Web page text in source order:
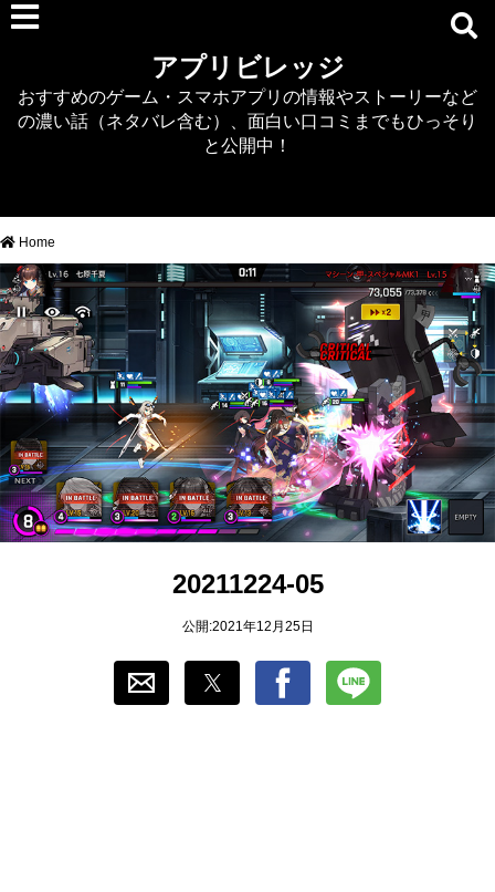
デタリキZ
アナザーエデン
RTS/MOBA
アクション
シミュレーション
牧場婚活
DEAD OR ALIVE XVV
パズル/クイズ
ノベル
おすすめ
アプリビレッジ
おすすめのゲーム・スマホアプリの情報やストーリーなど
の濃い話（ネタバレ含む）、面白い口コミまでもひっそり
と公開中！
Home
20211224-05
公開:2021年12月25日